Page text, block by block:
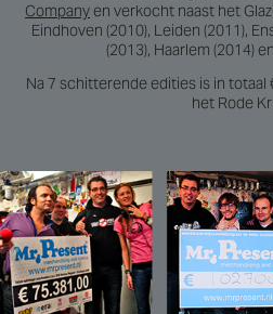
Companyen verkocht naast het
Eindhoven (2010), Leiden (2011),
(2013), Haarlem (2014)
Na 7 schitterende edities is in totaal
het Rode